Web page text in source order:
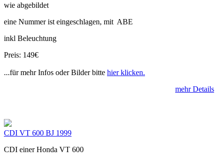
wie abgebildet
eine Nummer ist eingeschlagen, mit ABE
inkl Beleuchtung
Preis: 149€
...für mehr Infos oder Bilder bitte hier klicken.
mehr Details
CDI VT 600 BJ 1999
CDI einer Honda VT 600